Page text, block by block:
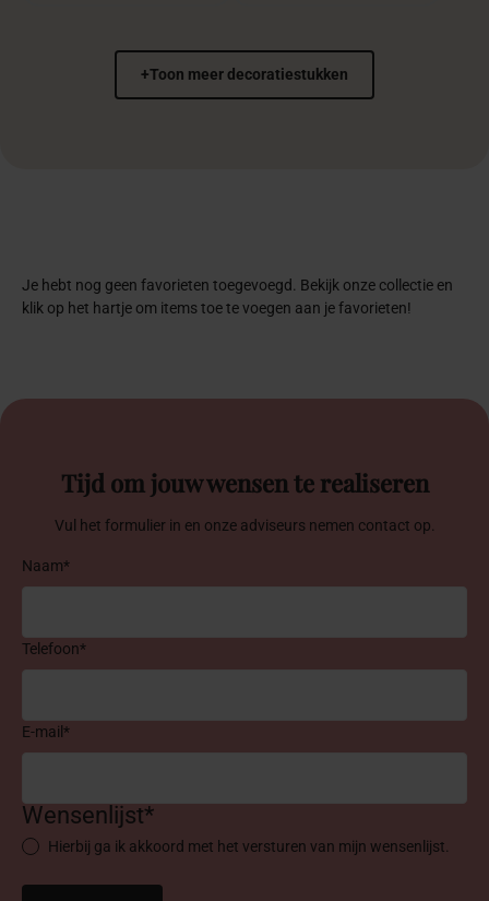
+Toon meer decoratiestukken
Je hebt nog geen favorieten toegevoegd. Bekijk onze collectie en
klik op het hartje om items toe te voegen aan je favorieten!
Tijd om jouw wensen te realiseren
Vul het formulier in en onze adviseurs nemen contact op.
Naam*
Telefoon*
E-mail*
Wensenlijst*
Hierbij ga ik akkoord met het versturen van mijn wensenlijst.